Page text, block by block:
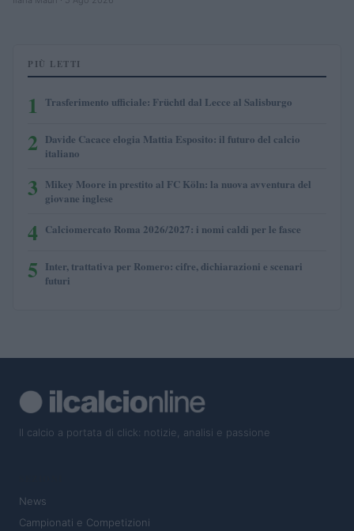
PIÙ LETTI
1 Trasferimento ufficiale: Früchtl dal Lecce al Salisburgo
2 Davide Cacace elogia Mattia Esposito: il futuro del calcio
italiano
3 Mikey Moore in prestito al FC Köln: la nuova avventura del
giovane inglese
4 Calciomercato Roma 2026/2027: i nomi caldi per le fasce
5 Inter, trattativa per Romero: cifre, dichiarazioni e scenari
futuri
Il calcio a portata di click: notizie, analisi e passione
News
Campionati e Competizioni